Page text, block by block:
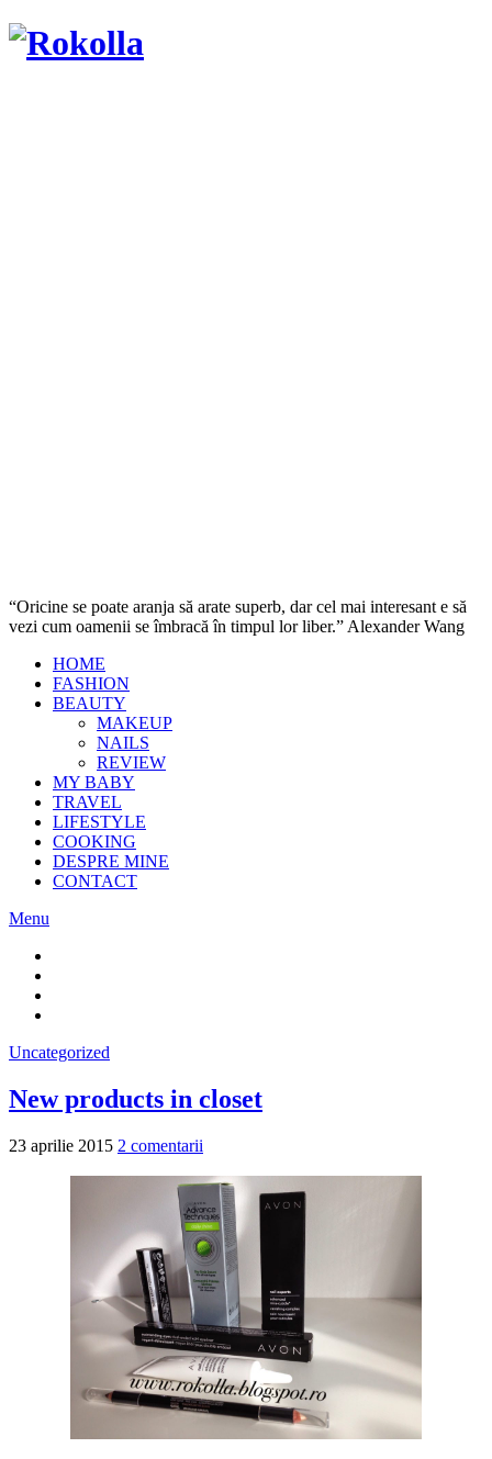
“Oricine se poate aranja să arate superb, dar cel mai interesant e să
vezi cum oamenii se îmbracă în timpul lor liber.” Alexander Wang
HOME
FASHION
BEAUTY
MAKEUP
NAILS
REVIEW
MY BABY
TRAVEL
LIFESTYLE
COOKING
DESPRE MINE
CONTACT
Menu
Uncategorized
New products in closet
23 aprilie 2015 2 comentarii